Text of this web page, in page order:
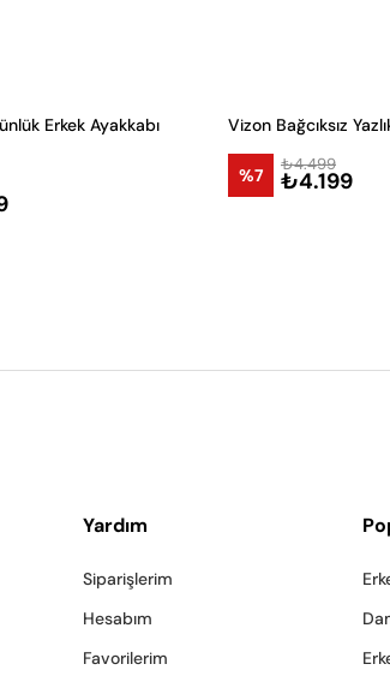
Erkek Ayakkabı Vizon Bağcıksız
%7 ₺4.199
₺4.499
Yardım
Siparişlerim
Hesabım
Favorilerim